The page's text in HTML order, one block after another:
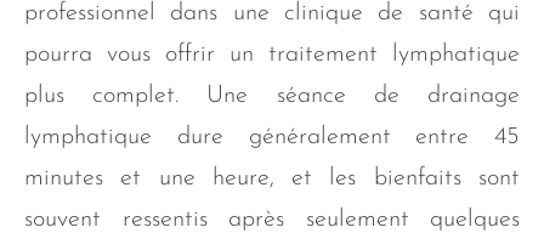
professionnel dans une clinique de santé qui
pourra vous offrir un traitement lymphatique
plus complet. Une séance de drainage
lymphatique dure généralement entre 45
minutes et une heure, et les bienfaits sont
souvent ressentis après seulement quelques